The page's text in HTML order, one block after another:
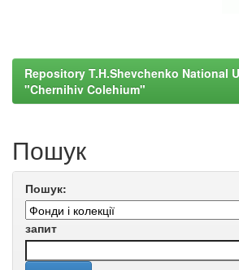
Repository T.H.Shevchenko National
"Chernihiv Colehium"
Пошук
Пошук:
запит